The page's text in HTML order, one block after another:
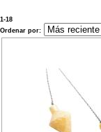
1-18
Ordenar por: